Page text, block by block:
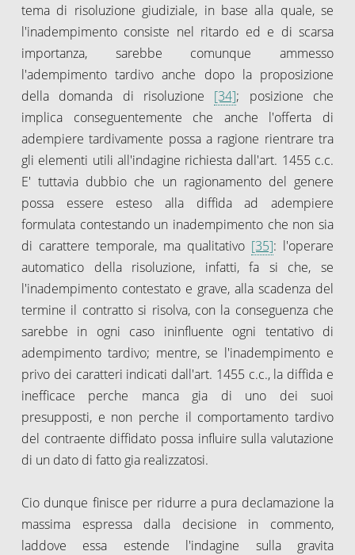
tema di risoluzione giudiziale, in base alla quale, se
l'inadempimento consiste nel ritardo ed e di scarsa
importanza, sarebbe comunque ammesso
l'adempimento tardivo anche dopo la proposizione
della domanda di risoluzione [34]; posizione che
implica conseguentemente che anche l'offerta di
adempiere tardivamente possa a ragione rientrare tra
gli elementi utili all'indagine richiesta dall'art. 1455 c.c.
E' tuttavia dubbio che un ragionamento del genere
possa essere esteso alla diffida ad adempiere
formulata contestando un inadempimento che non sia
di carattere temporale, ma qualitativo [35]: l'operare
automatico della risoluzione, infatti, fa si che, se
l'inadempimento contestato e grave, alla scadenza del
termine il contratto si risolva, con la conseguenza che
sarebbe in ogni caso ininfluente ogni tentativo di
adempimento tardivo; mentre, se l'inadempimento e
privo dei caratteri indicati dall'art. 1455 c.c., la diffida e
inefficace perche manca gia di uno dei suoi
presupposti, e non perche il comportamento tardivo
del contraente diffidato possa influire sulla valutazione
di un dato di fatto gia realizzatosi.
Cio dunque finisce per ridurre a pura declamazione la
massima espressa dalla decisione in commento,
laddove essa estende l'indagine sulla gravita